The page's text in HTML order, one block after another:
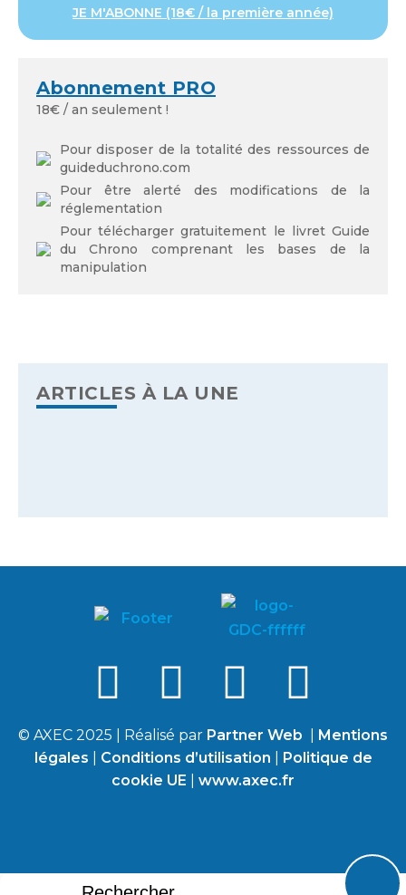
JE M'ABONNE (18€ / la première année)
Abonnement PRO
18€ / an seulement !
Pour disposer de la totalité des ressources de
guideduchrono.com
Pour être alerté des modifications de la
réglementation
Pour télécharger gratuitement le livret Guide
du Chrono comprenant les bases de la
manipulation
ARTICLES À LA UNE
© AXEC 2025 | Réalisé par Partner Web
Mentions
légales
Conditions d’utilisation
Politique de
cookie UE
www.axec.fr